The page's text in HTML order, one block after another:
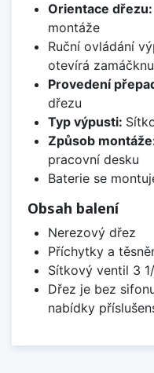
Orientace dřezu:
montáže
Ruční ovládání
otevírá
Provedení
dřezu
Typ výpusti:
Způsob
pracovní desku
Baterie se
Obsah balení
Nerezový dřez
Příchytky a
Sítkový ventil 3
Dřez je bez
nabídky